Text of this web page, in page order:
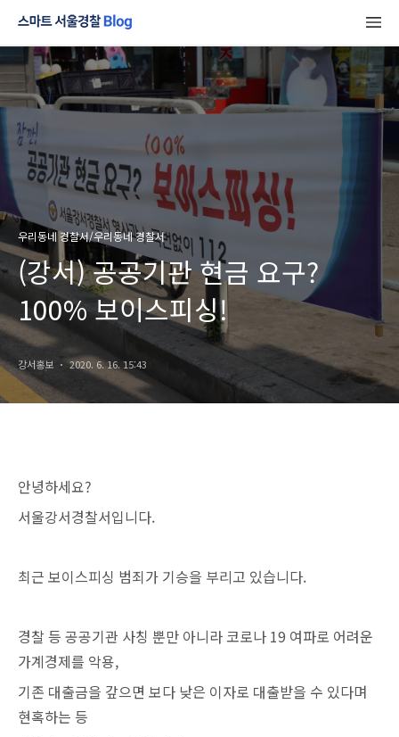
우리동네 경찰서/우리동네 경찰서
(강서) 공공기관 현금 요구?
100% 보이스피싱!
강서홍보 2020. 6. 16. 15:43
안녕하세요?
서울강서경찰서입니다.
최근 보이스피싱 범죄가 기승을 부리고 있습니다.
경찰 등 공공기관 사칭 뿐만 아니라 코로나 19 여파로 어려운
가계경제를 악용,
기존 대출금을 갚으면 보다 낮은 이자로 대출받을 수 있다며
현혹하는 등